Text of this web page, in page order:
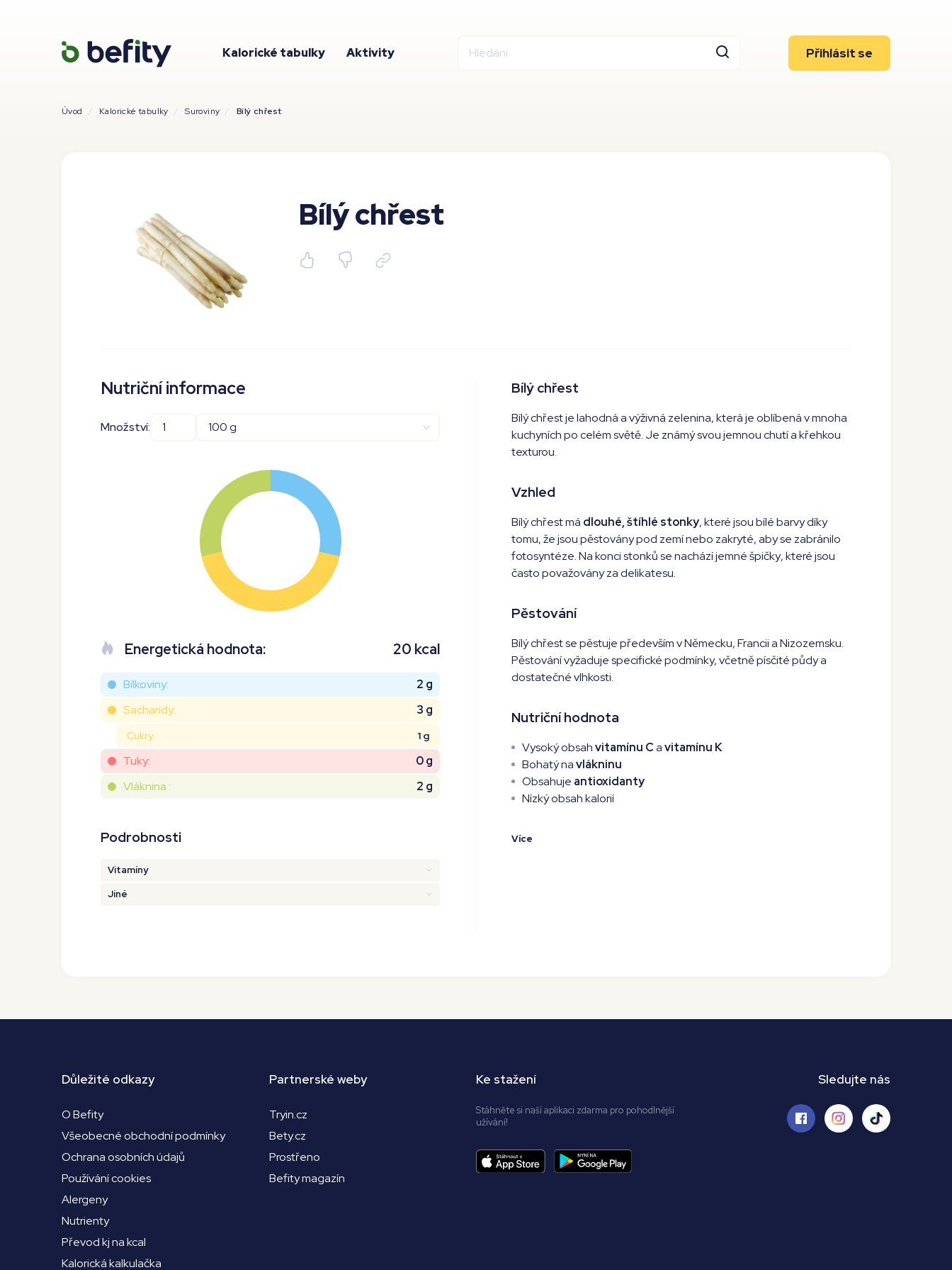
Kalorické tabulky Aktivity Přihlásit se
Úvod Kalorické tabulky Suroviny Bílý chřest
Bílý chřest
Nutriční informace
Množství:
Energetická hodnota: 20 kcal
Bílkoviny:
2 g
Sacharidy:
3 g
Cukry: 1 g
Tuky:
0 g
Vláknina :
2 g
Podrobnosti
Vitamíny
Jiné
Bílý chřest
Bílý chřest je lahodná a výživná zelenina, která je oblíbená v mnoha
kuchyních po celém světě. Je známý svou jemnou chutí a křehkou
texturou.
Vzhled
Bílý chřest má dlouhé, štíhlé stonky, které jsou bílé barvy díky
tomu, že jsou pěstovány pod zemí nebo zakryté, aby se zabránilo
fotosyntéze. Na konci stonků se nacházíjemné špičky, které jsou
často považovány za delikatesu.
Pěstování
Bílý chřest se pěstuje především v Německu, Francii a Nizozemsku.
Pěstování vyžaduje specifické podmínky, včetně písčité půdy a
dostatečné vlhkosti.
Nutriční hodnota
Vysoký obsahvitamínu Cavitamínu K
Bohatý navlákninu
Obsahuje antioxidanty
Nízký obsah kalorií
Více
Důležité odkazy
O Befity
Všeobecné obchodní podmínky
Ochrana osobních údajů
Používání cookies
Alergeny
Nutrienty
Převod kj na kcal
Kalorická kalkulačka
Partnerské weby
Tryin.cz
Bety.cz
Prostřeno
Befity magazín
Ke stažení
Stáhněte si naší aplikaci zdarma pro pohodlnější
užívání!
Sledujte nás